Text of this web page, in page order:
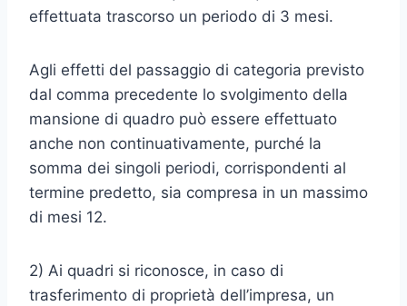
effettuata trascorso un periodo di 3 mesi.
Agli effetti del passaggio di categoria previsto
dal comma precedente lo svolgimento della
mansione di quadro può essere effettuato
anche non continuativamente, purché la
somma dei singoli periodi, corrispondenti al
termine predetto, sia compresa in un massimo
di mesi 12.
2) Ai quadri si riconosce, in caso di
trasferimento di proprietà dell’impresa, un